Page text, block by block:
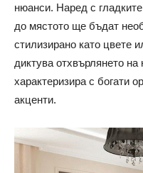
нюанси. Наред с
до мястото ще бъдат
стилизирано като цвете
диктува отхвърлянето на
характеризира с богати
акценти.